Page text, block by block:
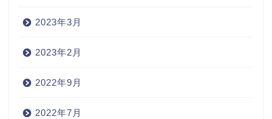
2023年3月
2023年2月
2022年9月
2022年7月